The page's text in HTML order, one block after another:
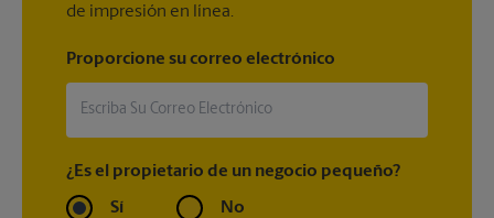
de impresión en línea.
Proporcione su correo electrónico
¿Es el propietario de un negocio pequeño?
Sí No